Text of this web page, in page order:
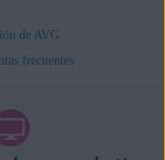
de AVG
frecuentes